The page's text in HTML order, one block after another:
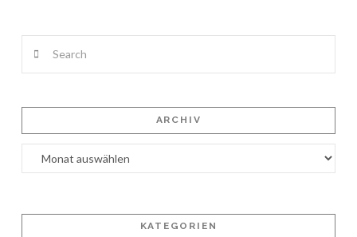
ARCHIV
Archiv
KATEGORIEN